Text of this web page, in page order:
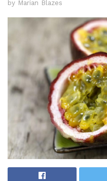
by Marian Blazes